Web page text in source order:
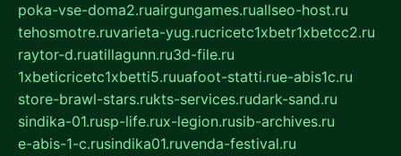
poka-vse-doma2.ruairgungames.ruallseo-host.ru
tehosmotre.ruvarieta-yug.rucricetc1xbetr1xbetcc2.ru
raytor-d.ruatillagunn.ru3d-file.ru
1xbeticricetc1xbetti5.ruuafoot-statti.rue-abis1c.ru
store-brawl-stars.rukts-services.rudark-sand.ru
sindika-01.rusp-life.rux-legion.rusib-archives.ru
e-abis-1-c.rusindika01.ruvenda-festival.ru